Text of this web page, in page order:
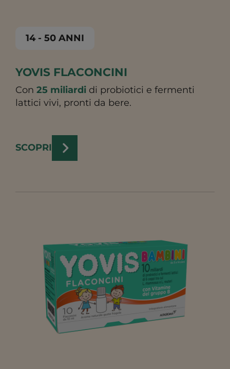
14 - 50 ANNI
YOVIS FLACONCINI
Con 25 miliardi di probiotici e fermenti
lattici vivi, pronti da bere.
SCOPRI